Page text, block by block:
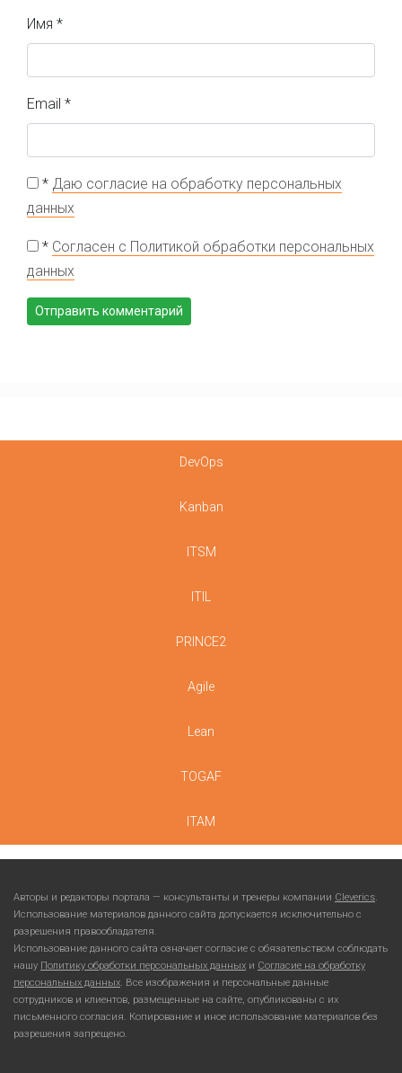
Имя *
Email *
* Даю согласие на обработку персональных
данных
* Согласен с Политикой обработки персональных
данных
DevOps
Kanban
ITSM
ITIL
PRINCE2
Agile
Lean
TOGAF
ITAM
Авторы и редакторы портала — консультанты и тренеры компании Cleverics.
Использование материалов данного сайта допускается исключительно с
разрешения правообладателя.
Использование данного сайта означает согласие с обязательством соблюдать
нашу Политику обработки персональных данных и Согласие на обработку
персональных данных. Все изображения и персональные данные
сотрудников и клиентов, размещенные на сайте, опубликованы с их
письменного согласия. Копирование и иное использование материалов без
разрешения запрещено.